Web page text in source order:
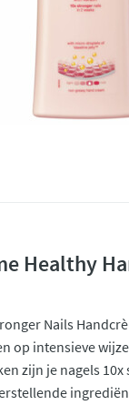
Healthy
Nails
op intensieve
zijn je nagels